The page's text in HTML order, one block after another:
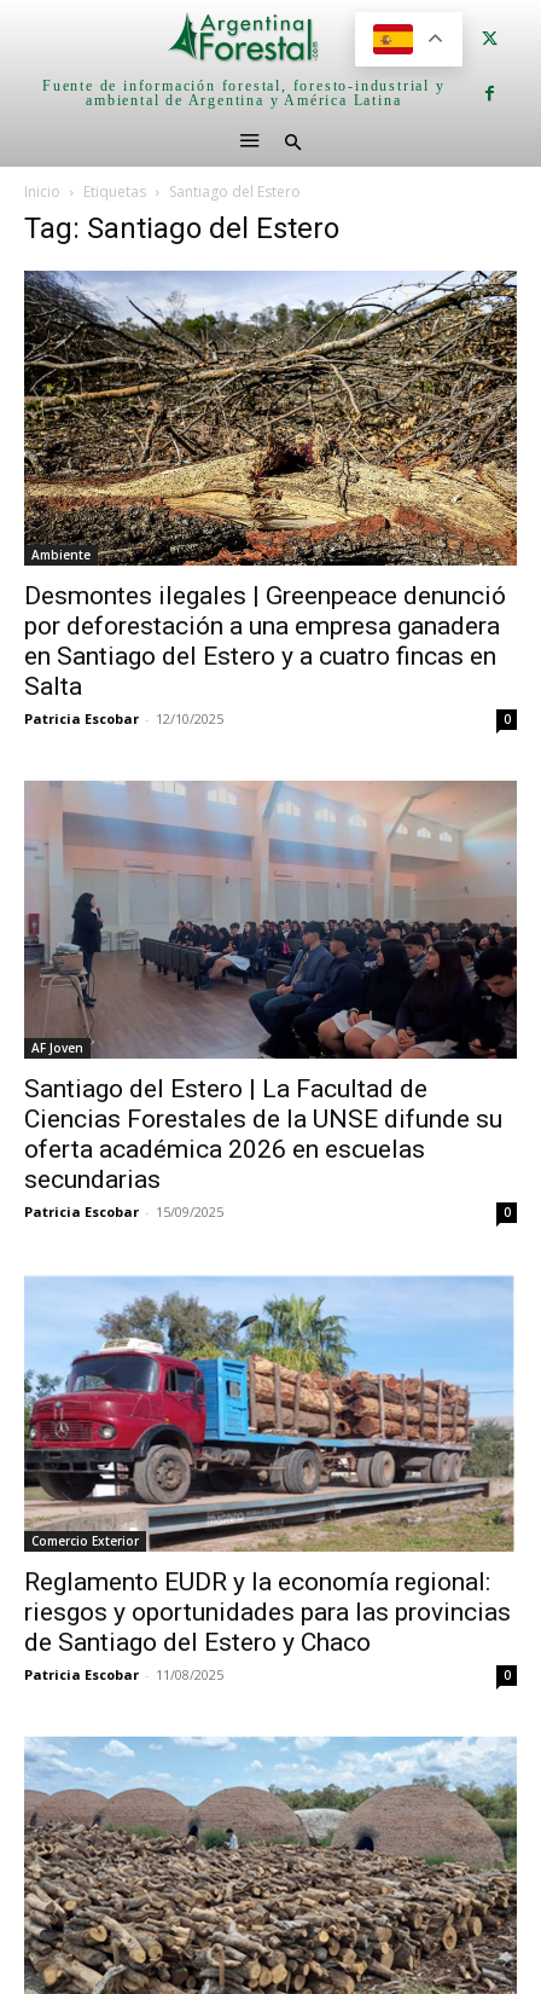
Fuente de información forestal, foresto-industrial y
ambiental de Argentina y América Latina
Inicio Etiquetas Santiago del Estero
Tag: Santiago del Estero
Ambiente
Desmontes ilegales | Greenpeace denunció
por deforestación a una empresa ganadera
en Santiago del Estero y a cuatro fincas en
Salta
Patricia Escobar - 12/10/2025 0
AF Joven
Santiago del Estero | La Facultad de
Ciencias Forestales de la UNSE difunde su
oferta académica 2026 en escuelas
secundarias
Patricia Escobar - 15/09/2025 0
Comercio Exterior
Reglamento EUDR y la economía regional:
riesgos y oportunidades para las provincias
de Santiago del Estero y Chaco
Patricia Escobar - 11/08/2025 0